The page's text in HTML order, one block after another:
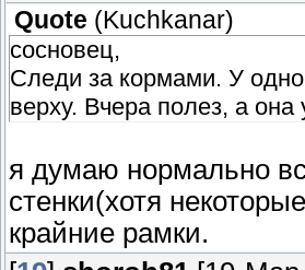
Quote ( Kuchkanar)
сосновец,
Следи за кормами. У
верху. Вчера полез, а
я думаю нормально
стенки(хотя
крайние рамки.